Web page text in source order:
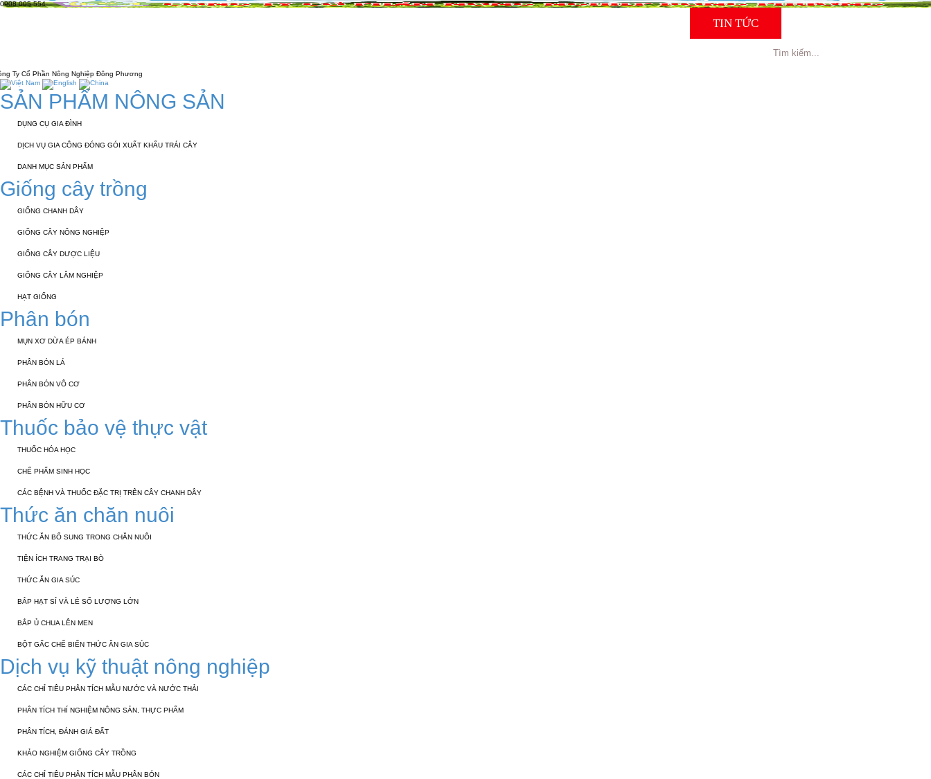
0908 005 554
TIN TỨC
Nghiệp Đông Phương
SẢN PHẨM NÔNG SẢN
DỤNG CỤ GIA ĐÌNH
DỊCH VỤ GIA CÔNG ĐÓNG GÓI XUẤT KHẨU TRÁI CÂY
DANH MỤC SẢN PHẨM
Giống cây trồng
GIỐNG CHANH DÂY
GIỐNG CÂY NÔNG NGHIỆP
GIỐNG CÂY DƯỢC LIỆU
GIỐNG CÂY LÂM NGHIỆP
HẠT GIỐNG
Phân bón
MỤN XƠ DỪA ÉP BÁNH
PHÂN BÓN LÁ
PHÂN BÓN VÔ CƠ
PHÂN BÓN HỮU CƠ
Thuốc bảo vệ thực vật
THUỐC HÓA HỌC
CHẾ PHẨM SINH HỌC
CÁC BỆNH VÀ THUỐC ĐẶC TRỊ TRÊN CÂY CHANH DÂY
Thức ăn chăn nuôi
THỨC ĂN BỔ SUNG TRONG CHĂN NUÔI
TIỆN ÍCH TRANG TRẠI BÒ
THỨC ĂN GIA SÚC
BẮP HẠT SỈ VÀ LẺ SỐ LƯỢNG LỚN
BẮP Ủ CHUA LÊN MEN
BỘT GẤC CHẾ BIẾN THỨC ĂN GIA SÚC
Dịch vụ kỹ thuật nông nghiệp
CÁC CHỈ TIÊU PHÂN TÍCH MẪU NƯỚC VÀ NƯỚC THẢI
PHÂN TÍCH THÍ NGHIỆM NÔNG SẢN, THỰC PHẨM
PHÂN TÍCH, ĐÁNH GIÁ ĐẤT
KHẢO NGHIỆM GIỐNG CÂY TRỒNG
CÁC CHỈ TIÊU PHÂN TÍCH MẪU PHÂN BÓN